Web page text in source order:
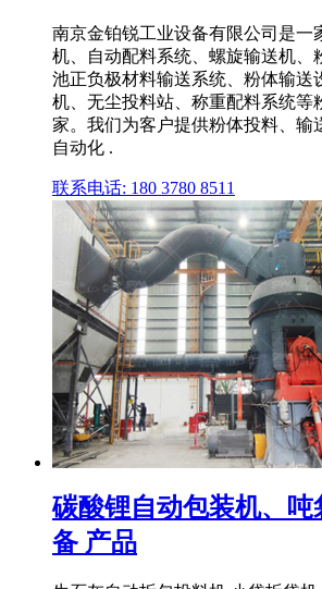
南京金铂锐工业设备有限公司是一
机、自动配料系统、螺旋输送机、
池正负极材料输送系统、粉体输送
机、无尘投料站、称重配料系统等
家。我们为客户提供粉体投料、输
自动化 .
联系电话: 180 3780 8511
碳酸锂自动包装机、吨
备 产品